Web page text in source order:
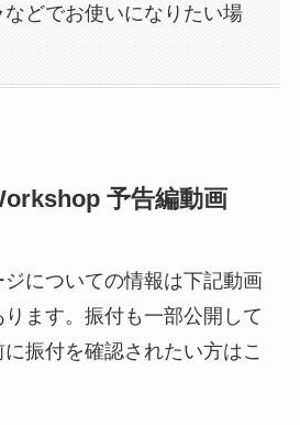
どでお使いになりたい場
予告編動画
についての情報は下記動画
ます。振付も一部公開して
振付を確認されたい方はこ